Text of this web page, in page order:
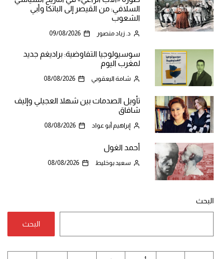
السلافي: من القيصر إلى الباتكا وأبي
الشعوب
د. زياد منصور 09/08/2026
سوسيولوجيا التفاوضية: براديغم جديد
لمغرب اليوم
شامة اليعقوبي 08/08/2026
تأويل الصدمات بين شهلا العجيلي وإليف
شافاق
إبراهيم أبو عواد 08/08/2026
أحمد الغول
سعيد بوخليط 08/08/2026
البحث
البحث